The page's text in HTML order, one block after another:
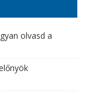
olvasd a